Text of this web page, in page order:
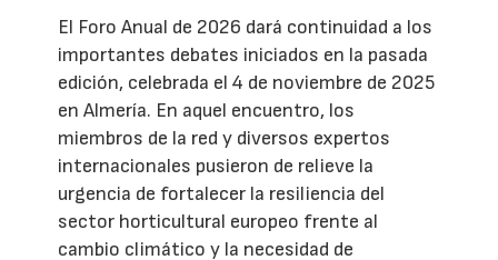
El Foro Anual de 2026 dará continuidad a los
importantes debates iniciados en la pasada
edición, celebrada el 4 de noviembre de 2025
en Almería. En aquel encuentro, los
miembros de la red y diversos expertos
internacionales pusieron de relieve la
urgencia de fortalecer la resiliencia del
sector horticultural europeo frente al
cambio climático y la necesidad de